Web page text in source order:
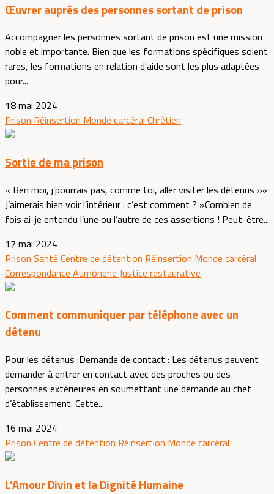
Œuvrer auprès des personnes sortant de prison
Accompagner les personnes sortant de prison est une mission
noble et importante. Bien que les formations spécifiques soient
rares, les formations en relation d'aide sont les plus adaptées
pour...
18 mai 2024
Prison Réinsertion Monde carcéral Chrétien
Sortie de ma prison
« Ben moi, j’pourrais pas, comme toi, aller visiter les détenus »«
J’aimerais bien voir l’intérieur : c’est comment ? »Combien de
fois ai-je entendu l’une ou l’autre de ces assertions ! Peut-être...
17 mai 2024
Prison Santé Centre de détention Réinsertion Monde carcéral
Correspondance Aumônerie Justice restaurative
Comment communiquer par téléphone avec un
détenu
Pour les détenus :Demande de contact : Les détenus peuvent
demander à entrer en contact avec des proches ou des
personnes extérieures en soumettant une demande au chef
d’établissement. Cette...
16 mai 2024
Prison Centre de détention Réinsertion Monde carcéral
L’Amour Divin et la Dignité Humaine